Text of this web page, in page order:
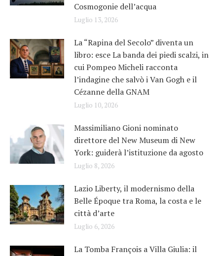
Cosmogonie dell’acqua
Luglio 13, 2026
La “Rapina del Secolo” diventa un
libro: esce La banda dei piedi scalzi, in
cui Pompeo Micheli racconta
l’indagine che salvò i Van Gogh e il
Cézanne della GNAM
Luglio 10, 2026
Massimiliano Gioni nominato
direttore del New Museum di New
York: guiderà l’istituzione da agosto
Luglio 8, 2026
Lazio Liberty, il modernismo della
Belle Époque tra Roma, la costa e le
città d’arte
Luglio 6, 2026
La Tomba François a Villa Giulia: il